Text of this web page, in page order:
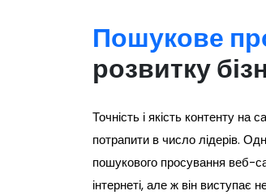
Пошукове
розвитку
Точність і якість контенту на
потрапити в число лідерів.
пошукового просування веб-
інтернеті, але ж він виступає